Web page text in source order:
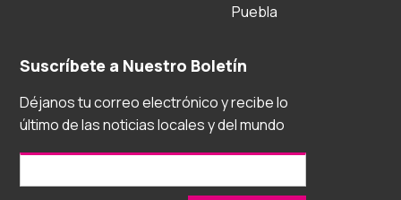
Puebla
Suscríbete a Nuestro Boletín
Déjanos tu correo electrónico y recibe lo
último de las noticias locales y del mundo